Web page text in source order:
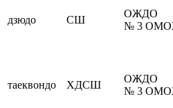
дзюдо СШ
ОЖДО
№ 3
таеквондо ХДСШ
ОЖДО
№ 3